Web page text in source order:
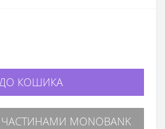
ДО КОШИКА
MONOBANK